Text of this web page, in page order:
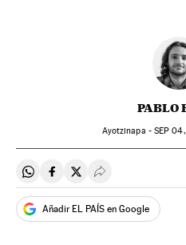
PABLO
Ayotzinapa - SEP 04,
Compartir en Whatsapp
Compartir en Facebook
Compartir en Twitter
Desplegar
Añadir EL PAÍS en Google